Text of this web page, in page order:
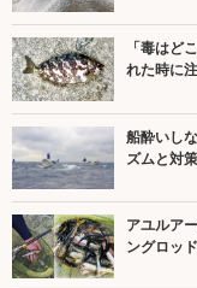
「毒はど
れた時に
船酔いし
ズムと対策
アユルア
ングロッ